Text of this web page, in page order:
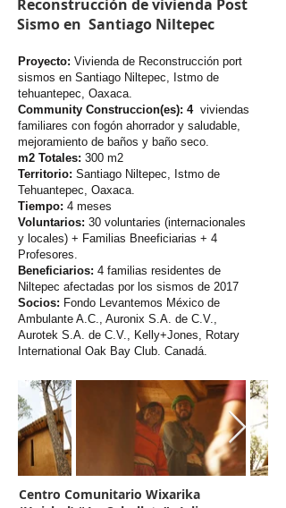
Reconstrucción de vivienda Post
Sismo en Santiago Niltepec
Proyecto: Vivienda de Reconstrucción port
sismos en Santiago Niltepec, Istmo de
tehuantepec, Oaxaca.
Community Construccion(es): 4 viviendas
familiares con fogón ahorrador y saludable,
mejoramiento de baños y baño seco.
m2 Totales: 300 m2
Territorio: Santiago Niltepec, Istmo de
Tehuantepec, Oaxaca.
Tiempo: 4 meses
Voluntarios: 30 voluntaries (internacionales
y locales) + Familias Bneeficiarias + 4
Profesores.
Beneficiarios: 4 familias residentes de
Niltepec afectadas por los sismos de 2017
Socios: Fondo Levantemos México de
Ambulante A.C., Auronix S.A. de C.V.,
Aurotek S.A. de C.V., Kelly+Jones, Rotary
International Oak Bay Club. Canadá.
Centro Comunitario Wixarika